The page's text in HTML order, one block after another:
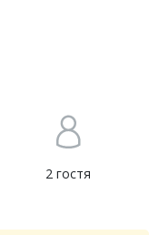
2 гостя